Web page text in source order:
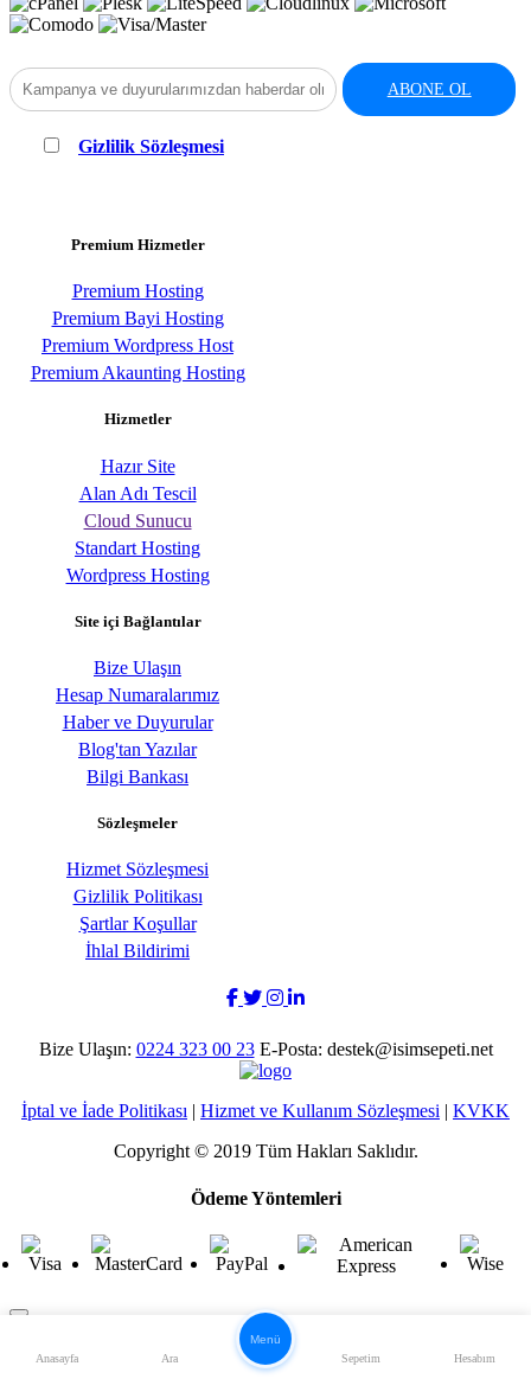
ABONE OL
Gizlilik Sözleşmesi
Premium Hizmetler
Premium Hosting
Premium Bayi Hosting
Premium Wordpress Host
Premium Akaunting Hosting
Hizmetler
Hazır Site
Alan Adı Tescil
Cloud Sunucu
Standart Hosting
Wordpress Hosting
Site içi Bağlantılar
Bize Ulaşın
Hesap Numaralarımız
Haber ve Duyurular
Blog'tan Yazılar
Bilgi Bankası
Sözleşmeler
Hizmet Sözleşmesi
Gizlilik Politikası
Şartlar Koşullar
İhlal Bildirimi
Bize Ulaşın: 0224 323 00 23 E-Posta: destek@isimsepeti.net
İptal ve İade Politikası | Hizmet ve Kullanım Sözleşmesi | KVKK
Copyright © 2019 Tüm Hakları Saklıdır.
Ödeme Yöntemleri
Anasayfa Ara
Menü
Sepetim
Hesabım